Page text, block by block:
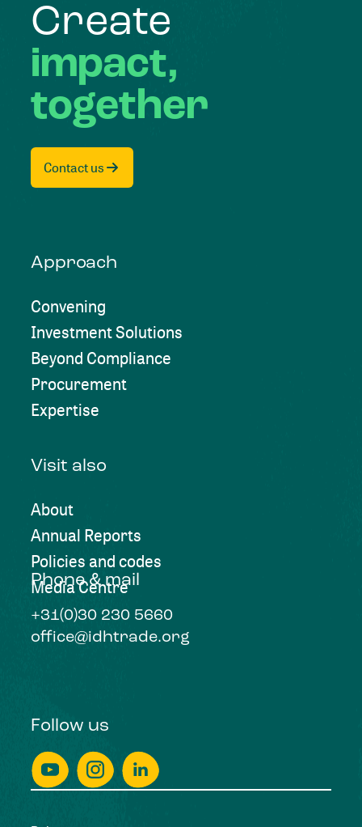
Create
impact,
together
Contact us
Approach
Convening
Investment Solutions
Beyond Compliance
Procurement
Expertise
Visit also
About
Annual Reports
Policies and codes
Media Centre
Phone & mail
+31(0)30 230 5660
office@idhtrade.org
Follow us